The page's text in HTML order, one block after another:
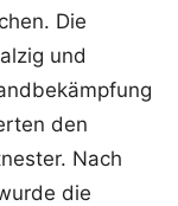
Die
und
den
Nach
die